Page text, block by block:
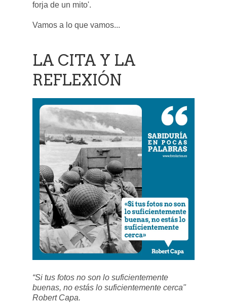
forja de un mito'.
Vamos a lo que vamos...
LA CITA Y LA
REFLEXIÓN
“Si tus fotos no son lo suficientemente
buenas, no estás lo suficientemente cerca"
Robert Capa.